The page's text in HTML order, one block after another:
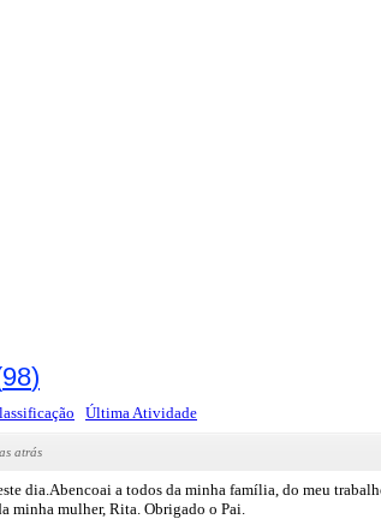
98)
Última Atividade
atrás
dia.Abencoai a todos da minha família, do meu
minha mulher, Rita. Obrigado o Pai.